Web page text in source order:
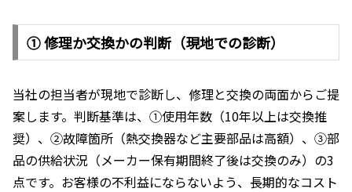
① 修理か交換かの判断（現地での診断）
当社の担当者が現地で診断し、修理と交換の両面からご提
案します。判断基準は、①使用年数（10年以上は交換推
奨）、②故障箇所（熱交換器など主要部品は高額）、③部
品の供給状況（メーカー保有期間終了後は交換のみ）の3
点です。お客様の不利益にならないよう、長期的なコスト